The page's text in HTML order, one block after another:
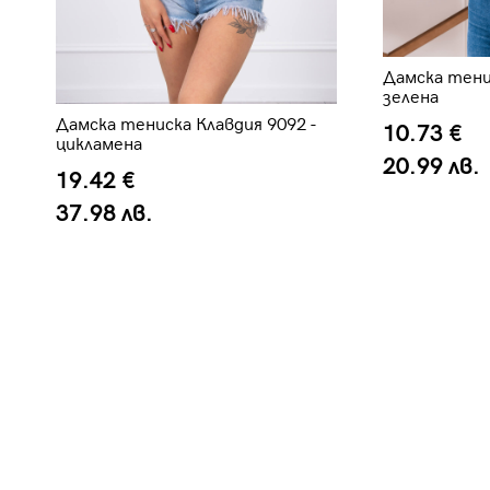
Дамска тениска Клавдия 9092 -
цикламена
19.42 €
37.98 лв.
Дамска
зелена
10.73 €
20.99 лв.